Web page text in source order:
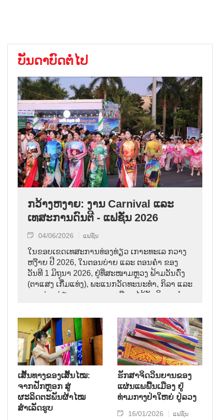
ບັນດາບົດຕໍ່ໄປ
ກວ້າງຫງາຍ: ງານ Carnival ແລະ
ເທສະການດົນຕີ - ແຟຊັ່ນ 2026
04/06/2026 ແຟຊັ່ນ
ໃນຂອບເຂດເທສະການທ່ອງທ່ຽວ ເກາະທະເລ ກວາງ
ຫງ໊າຍ ປີ 2026, ໃນຕອນບ່າຍ ແລະ ຕອນຄ່ຳ ຂອງ
ວັນທີ 1 ມິຖຸນາ 2026, ຢູ່ທີ່ສະໜາມຫຼວງ ຟ້າມວັນດົ່ງ
(ຕາແສງ ເກີ໋ມແທ່ງ), ພະແນກວັດທະນະທຳ, ກິລາ ແລະ
ການທ່ອງທ່ຽວ ແຂວງ ກວາງຫງ໊າຍ ໄດ້ຈັດກິດຈະກໍາ
"ສີສັນເກາະທະເລ ກວາງຫງ໊າຍ" ແລະ ເທສະການ
ແຟຊັ່ນ, ດົນຕີ ພາຍໃຕ້ຫົວຂໍ້ “ສີສັນ”. ໂຄງການດັ່ງກ່າວ
ມີການເຂົ້າຮ່ວມຂອງບັນ ດານັກສິລະປິນ, ນາງງາມ,
ນາງແບບ ຫຼາຍກວ່າ 300 ຄົນ ພ້ອມດ້ວຍຜູ້ຮັກມັກ
ສິລະປະ 3.000 ຄົນ.
ເສັ້ນທາງຂອງເສັ້ນໄໝ:
ຈາກຝັກຫຼອກ ສູ່
ຜະລິດຕະພັນຜ້າໄໝ
ສຳເລັດຮູບ
ຮັກສາຈິດວິນຍານຂອງ
ແຜ່ນແພພື້ນເມືອງ ຢູ່
ທ່າມກາງປ່າໃຫຍ່ ປູ່ລວງ
16/01/2026 ແຟຊັ່ນ